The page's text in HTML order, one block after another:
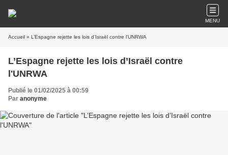
MENU
Accueil » L’Espagne rejette les lois d’Israël contre l'UNRWA
L’Espagne rejette les lois d’Israël contre
l'UNRWA
Publié le 01/02/2025 à 00:59
Par anonyme